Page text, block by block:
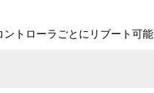
トローラごとにリブート可能